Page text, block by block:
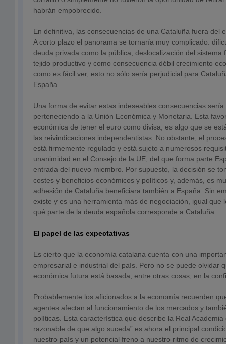
habrán empobrecido.
En definitiva, las consecuencias de una Cataluña fuera del
A corto plazo el panorama se tornaría muy complicado:
deuda privada como la pública, deslocalización del sistema
tejido productivo y como consecuencia débil crecimiento
como es fácil ver, esto no sólo sería perjudicial para
España.
Una forma de evitar estas indeseables consecuencias
perteneciendo a la Unión Económica y Monetaria. Esta
económica de tener el euro como divisa, es algo que se
las reivindicaciones independentistas. No obstante, el
está firmemente regulado y está sujeto a numerosos
unanimidad en el Consejo de la UE, del que forma parte
entrada del nuevo miembro. Por supuesto, la decisión se
costes y beneficios económicos y políticos y, además, es
adhesión de Cataluña beneficiara también a España. Sin
existe y es una herramienta más de negociación, igual que
qué parte de la deuda española corresponde a Cataluña.
El papel de las expectativas
Es cierto que la economía catalana cuenta con una
empresarial e industrial del país. Pero no se puede olvidar
económica futura está basada, entre otras cosas, en la
Probablemente los aficionados a la economía recuerden
agentes afectan al funcionamiento de los mercados y
políticas. Esta característica que describe la Real Academia
razonable de que algo suceda” es ahora el principal
nuestro país y un potencial freno a nuestro ritmo de